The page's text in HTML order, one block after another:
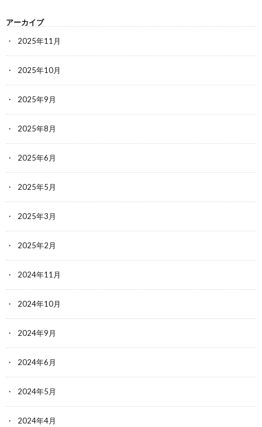
アーカイブ
2025年11月
2025年10月
2025年9月
2025年8月
2025年6月
2025年5月
2025年3月
2025年2月
2024年11月
2024年10月
2024年9月
2024年6月
2024年5月
2024年4月